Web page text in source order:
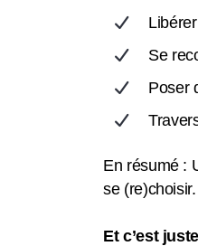
Se
Poser
En résumé :
se
Et c’est